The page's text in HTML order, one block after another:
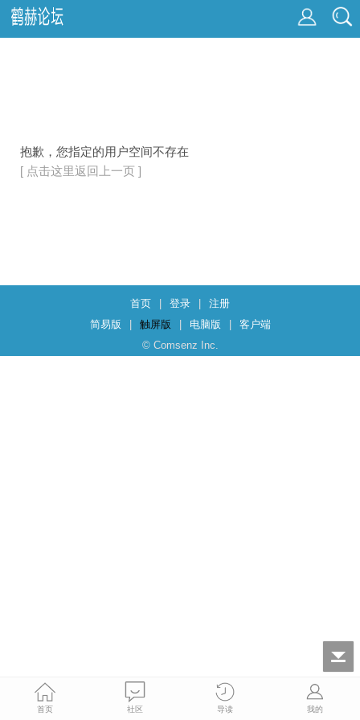
抱歉，您指定的用户空间不存在
[ 点击这里返回上一页 ]
首页 登录
注册
简易版
触屏版 电脑版
客户端
© Comsenz Inc.
首页 社区 导读 我的